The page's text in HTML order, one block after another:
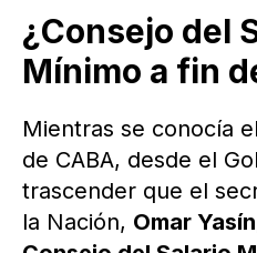
¿Consejo del
Mínimo a fin
Mientras se conocía
de CABA, desde el
trascender que el
la Nación, Omar Yasín